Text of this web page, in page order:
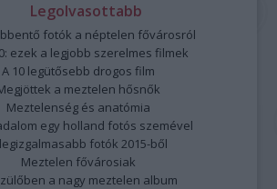
Legolvasottabb
fotók a néptelen fővárosról
ezek a legjobb szerelmes filmek
A 10 legütősebb drogos film
a meztelen hősnők
Meztelenség és anatómia
egy holland fotós szemével
fotók 2015-ből
Meztelen fővárosiak
a nagy meztelen album